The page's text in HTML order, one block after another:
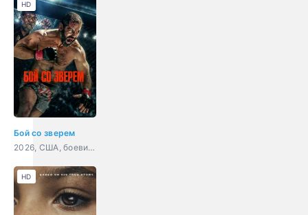
Бой со зверем
2026, США, боевик, драма, спорт
HD
HD